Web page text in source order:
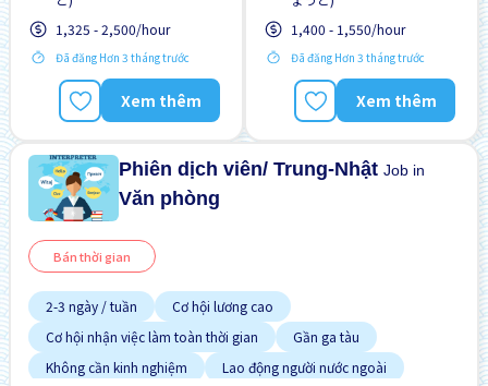
Không cần kinh nghiệm
1,325 - 2,500/hour
Đã đăng Hơn 3 tháng trước
Xem thêm
ngoài
Nâng cao
1,400 - 1,550/hour
Đã đăng Hơn 3 tháng trước
Xem thêm
Phiên dịch viên/ Trung-NhậtJob in
Văn phòng
Bán thời gian
2-3 ngày / tuần
Cơ hội lương cao
Cơ hội nhận việc làm toàn thời gian
Gần ga tàu
Không cần kinh nghiệm
Lao động người nước ngoài